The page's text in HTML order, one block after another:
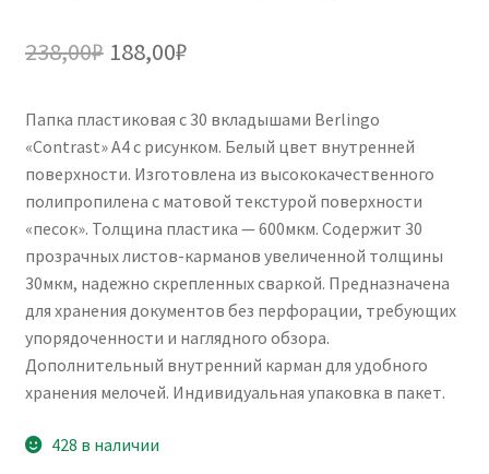
238,00₽ Первоначальная
составляла
238,00₽.
188,00₽Текущая
188,00₽.
Папка пластиковая с 30 вкладышами Berlingo
«Contrast» А4 с рисунком. Белый цвет внутренней
поверхности. Изготовлена из высококачественного
полипропилена с матовой текстурой поверхности
«песок». Толщина пластика — 600мкм. Содержит 30
прозрачных листов-карманов увеличенной толщины
30мкм, надежно скрепленных сваркой. Предназначена
для хранения документов без перфорации, требующих
упорядоченности и наглядного обзора.
Дополнительный внутренний карман для удобного
хранения мелочей. Индивидуальная упаковка в пакет.
428 в наличии